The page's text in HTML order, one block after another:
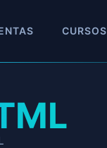
CURSOS